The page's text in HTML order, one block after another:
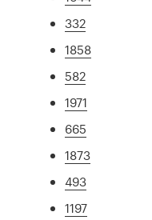
332
1858
582
1971
665
1873
493
1197